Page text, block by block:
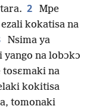
2
Mpe
kokatisa na
Nsima ya
na lobɔkɔ
tosɛmaki na
kokitisa
tomonaki